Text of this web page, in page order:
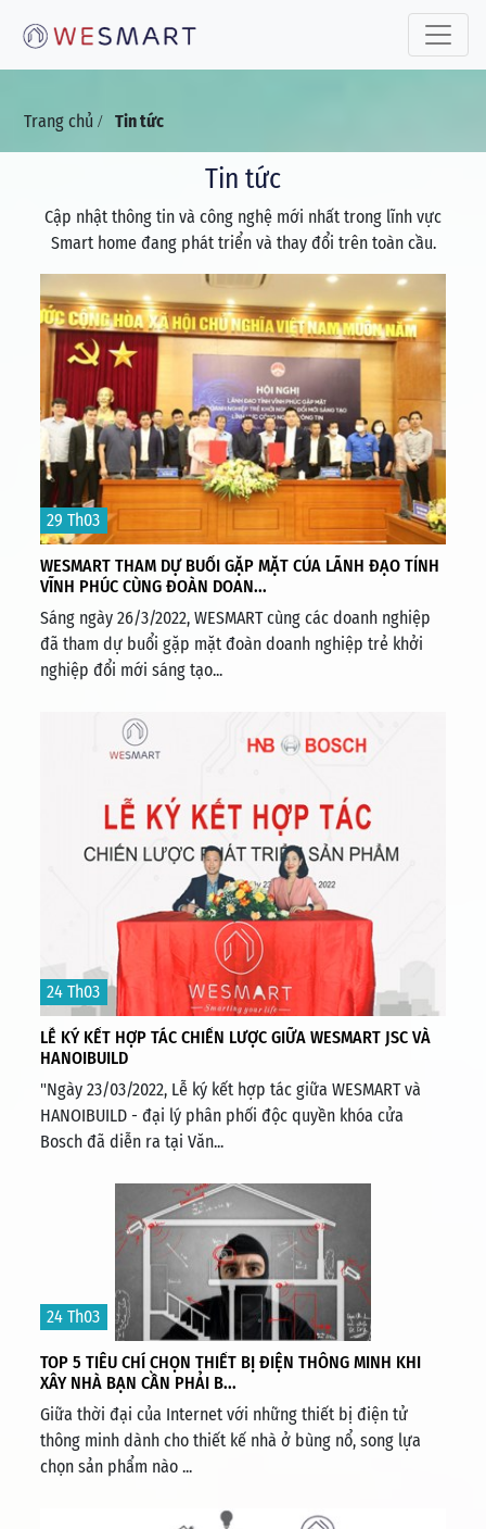
Trang chủ / Tin tức
Tin tức
Cập nhật thông tin và công nghệ mới nhất trong lĩnh vực
Smart home đang phát triển và thay đổi trên toàn cầu.
29 Th03
WESMART THAM DỰ BUỔI GẶP MẶT CỦA LÃNH ĐẠO TỈNH
VĨNH PHÚC CÙNG ĐOÀN DOAN...
Sáng ngày 26/3/2022, WESMART cùng các doanh nghiệp
đã tham dự buổi gặp mặt đoàn doanh nghiệp trẻ khởi
nghiệp đổi mới sáng tạo...
24 Th03
LỄ KÝ KẾT HỢP TÁC CHIẾN LƯỢC GIỮA WESMART JSC VÀ
HANOIBUILD
"Ngày 23/03/2022, Lễ ký kết hợp tác giữa WESMART và
HANOIBUILD - đại lý phân phối độc quyền khóa cửa
Bosch đã diễn ra tại Văn...
24 Th03
TOP 5 TIÊU CHÍ CHỌN THIẾT BỊ ĐIỆN THÔNG MINH KHI
XÂY NHÀ BẠN CẦN PHẢI B...
Giữa thời đại của Internet với những thiết bị điện tử
thông minh dành cho thiết kế nhà ở bùng nổ, song lựa
chọn sản phẩm nào ...